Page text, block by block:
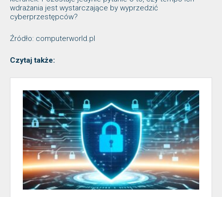
wdrażania jest wystarczające by wyprzedzić
cyberprzestępców?
Źródło: computerworld.pl
Czytaj także: